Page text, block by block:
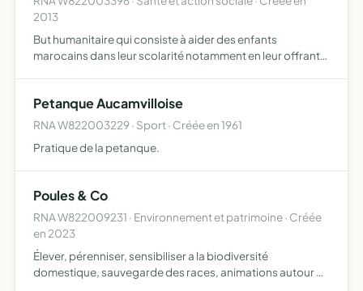
2013
But humanitaire qui consiste à aider des enfants
marocains dans leur scolarité notamment en leur offrant
Petanque Aucamvilloise
RNA W822003229 · Sport · Créée en 1961
Pratique de la petanque.
Poules & Co
RNA W822009231 · Environnement et patrimoine · Créée
en 2023
Élever, pérenniser, sensibiliser a la biodiversité
domestique, sauvegarde des races, animations autour de